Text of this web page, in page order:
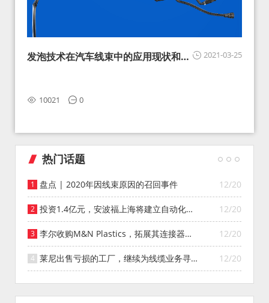
2021-03-25
发泡技术在汽车线束中的应用现状和展
10021 0
热门话题
12/20
盘点 | 2020年因线束原因的召回事件
12/20
投资1.4亿元，安波福上海将建立自动化智
能仓库
12/20
李尔收购M&N Plastics，拓展其连接器系
统业务
12/20
莱尼出售亏损的工厂，继续为线缆业务寻找
投资者